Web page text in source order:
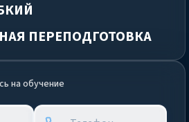
на обучение
ПЕРЕПОДГОТОВКА